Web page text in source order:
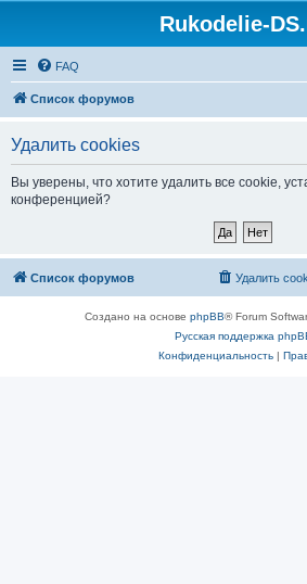
Rukodelie-
FAQ
Список форумов
Удалить cookies
Вы уверены, что хотите удалить все cookie,
конференцией?
Список форумов Удалить
Создано на основе phpBB® Forum
Русская поддержка
Конфиденциальность|